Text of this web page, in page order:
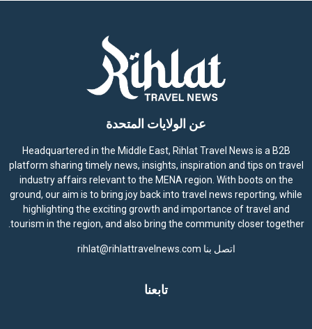
عن الولايات المتحدة
Headquartered in the Middle East, Rihlat Travel News is a B2B
platform sharing timely news, insights, inspiration and tips on travel
industry affairs relevant to the MENA region. With boots on the
ground, our aim is to bring joy back into travel news reporting, while
highlighting the exciting growth and importance of travel and
tourism in the region, and also bring the community closer together.
اتصل بنا rihlat@rihlattravelnews.com
تابعنا